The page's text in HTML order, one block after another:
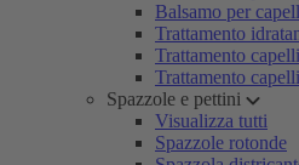
Balsamo per
Trattamento
Trattamento
Trattamento
Spazzole e pettini
Visualizza tutti
Spazzole rotonde